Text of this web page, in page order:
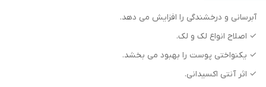
آبرسانی و درخشندگی را افزایش می دهد.
✓ اصلاح انواع لک و لک.
✓ یکنواختی پوست را بهبود می بخشد.
✓ اثر آنتی اکسیدانی.